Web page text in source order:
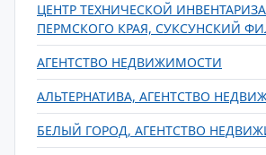
ЦЕНТР ТЕХНИЧЕСКОЙ
ПЕРМСКОГО КРАЯ, СУКСУНСКИЙ
АГЕНТСТВО НЕДВИЖИМОСТИ
АЛЬТЕРНАТИВА, АГЕНТСТВО
БЕЛЫЙ ГОРОД, АГЕНТСТВО